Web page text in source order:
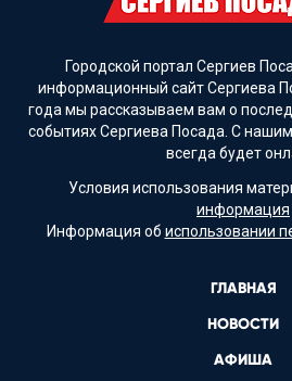
Городской портал Сергиев
информационный сайт Сергиева
года мы рассказываем вам о
событиях Сергиева Посада. С
всегда будет
Условия использования
информация
Информация об использовании
ГЛАВНАЯ
НОВОСТИ
АФИША